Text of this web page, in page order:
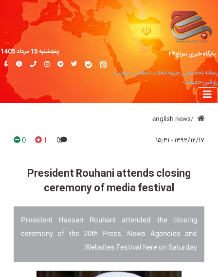
پایگاه خبری سراج۲۴
رسانه تخصصی جبهه انقلاب اسلامی؛ روایت
روشن حقیقت
پنجشنبه 15 مرداد 1405
english news
۱۳۹۲/۱۲/۱۷ - ۱۵:۴۱ 0
1
0
President Rouhani attends closing
ceremony of media festival
President Hassan Rouhani attended the closing
ceremony of the 20th Press, News Agencies and
Websites Festival here on Saturday.